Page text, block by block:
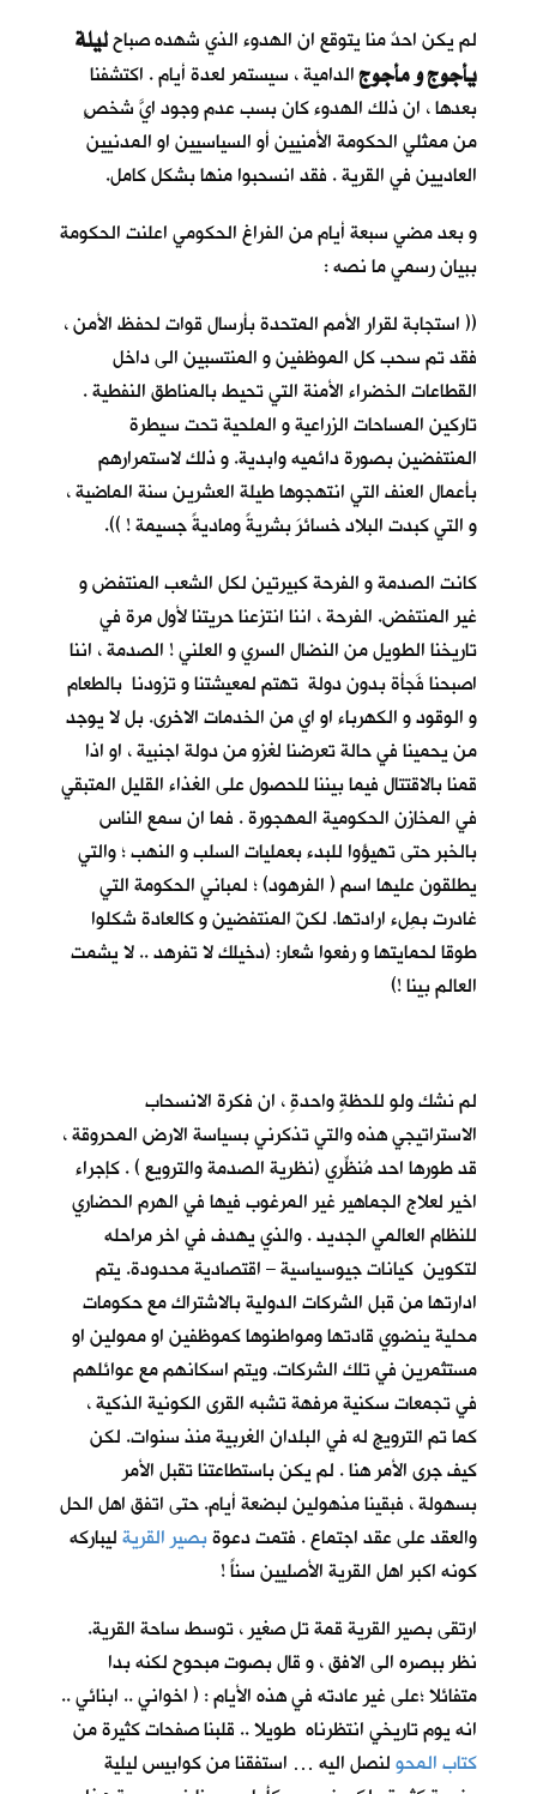
لم يكن احدٌ منا يتوقع ان الهدوء الذي شهده صباحليلة
يأجوج و مأجوجالدامية ، سيستمر لعدة أيام . اكتشفنا
بعدها ، ان ذلك الهدوء كان بسب عدم وجود ايَّ شخصٍ
من ممثلي الحكومة الأمنيين أو السياسيين او المدنيين
العاديين في القرية . فقد انسحبوا منها بشكل كامل.
و بعد مضي سبعة أيام من الفراغ الحكومي اعلنت الحكومة
ببيان رسمي ما نصه :
(( استجابة لقرار الأمم المتحدة بأرسال قوات لحفظ الأمن ،
فقد تم سحب كل الموظفين و المنتسبين الى داخل
القطاعات الخضراء الأمنة التي تحيط بالمناطق النفطية .
تاركين المساحات الزراعية و الملحية تحت سيطرة
المنتفضين بصورة دائميه وابدية. و ذلك لاستمرارهم
بأعمال العنف التي انتهجوها طيلة العشرين سنة الماضية ،
و التي كبدت البلاد خسائرَ بشريةً وماديةً جسيمة ! )).
كانت الصدمة و الفرحة كبيرتين لكل الشعب المنتفض و
غير المنتفض. الفرحة ، اننا انتزعنا حريتنا لأول مرة في
تاريخنا الطويل من النضال السري و العلني ! الصدمة ، اننا
اصبحنا فَجأة بدون دولة تهتم لمعيشتنا و تزودنا بالطعام
و الوقود و الكهرباء او اي من الخدمات الاخرى. بل لا يوجد
من يحمينا في حالة تعرضنا لغزو من دولة اجنبية ، او اذا
قمنا بالاقتتال فيما بيننا للحصول على الغذاء القليل المتبقي
في المخازن الحكومية المهجورة . فما ان سمع الناس
بالخبر حتى تهيؤوا للبدء بعمليات السلب و النهب ؛ والتي
يطلقون عليها اسم ( الفرهود) ؛ لمباني الحكومة التي
غادرت بمِلء ارادتها. لكنّ المنتفضين و كالعادة شكلوا
طوقا لحمايتها و رفعوا شعار: (دخيلك لا تفرهد .. لا يشمت
العالم بينا !)
لم نشك ولو للحظةٍ واحدةٍ ، ان فكرة الانسحاب
الاستراتيجي هذه والتي تذكرني بسياسة الارض المحروقة ،
قد طورها احد مُنظِّري (نظرية الصدمة والترويع ) . كإجراء
اخير لعلاج الجماهير غير المرغوب فيها في الهرم الحضاري
للنظام العالمي الجديد . والذي يهدف في اخر مراحله
لتكوين كيانات جيوسياسية – اقتصادية محدودة. يتم
ادارتها من قبل الشركات الدولية بالاشتراك مع حكومات
محلية ينضوي قادتها ومواطنوها كموظفين او ممولين او
مستثمرين في تلك الشركات. ويتم اسكانهم مع عوائلهم
في تجمعات سكنية مرفهة تشبه القرى الكونية الذكية ،
كما تم الترويج له في البلدان الغربية منذ سنوات. لكن
كيف جرى الأمر هنا . لم يكن باستطاعتنا تقبل الأمر
بسهولة ، فبقينا مذهولين لبضعة أيام. حتى اتفق اهل الحل
والعقد على عقد اجتماع . فتمت دعوةبصير القريةليباركه
كونه اكبر اهل القرية الأصليين سناً !
ارتقى بصير القرية قمة تل صغير ، توسط ساحة القرية.
نظر ببصره الى الافق ، و قال بصوت مبحوح لكنه بدا
متفائلا ؛على غير عادته في هذه الأيام : ( اخواني .. ابنائي ..
انه يوم تاريخي انتظرناه طويلا .. قلبنا صفحات كثيرة من
كتاب المحولنصل اليه … استفقنا من كوابيس ليلية